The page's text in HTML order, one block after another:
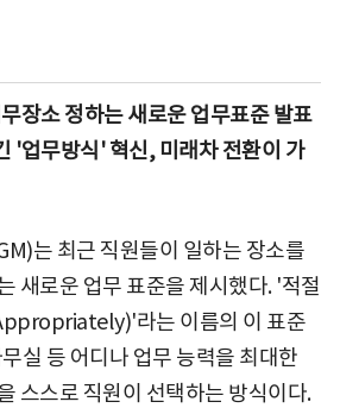
장소 정하는 새로운 업무표준 발표
'업무방식' 혁신, 미래차 전환이 가
는 최근 직원들이 일하는 장소를
새로운 업무 표준을 제시했다. '적절
라는 이름의 이 표준
실 등 어디나 업무 능력을 최대한
스스로 직원이 선택하는 방식이다.